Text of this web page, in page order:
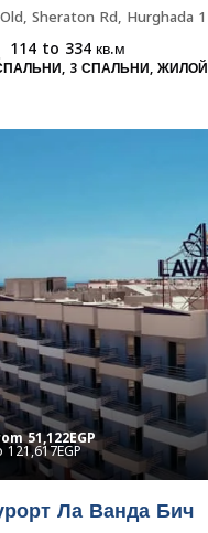
Old, Sheraton Rd, Hurghada 1
114 to 334кв.м
3 СПАЛЬНИ, ЖИЛОЙ
51,122EGP
121,617EGP
Ла Ванда Бич